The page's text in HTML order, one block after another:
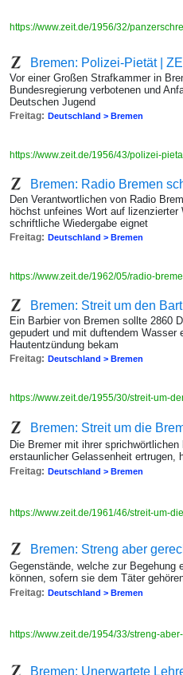
https://www.zeit.de/1956/32/
Bremen: Polizei-Pietät |
Vor einer Großen Strafkammer in
Bundesregierung verbotenen und
Deutschen Jugend
Freitag: Deutschland > Bremen
https://www.zeit.de/1956/43/polizei-
Bremen: Radio Bremen
Den Verantwortlichen von Radio
höchst unfeines Wort auf
schriftliche Wiedergabe eignet
Freitag: Deutschland > Bremen
https://www.zeit.de/1962/05/radio-
Bremen: Streit um den
Ein Barbier von Bremen sollte 2860
gepudert und mit duftendem
Hautentzündung bekam
Freitag: Deutschland > Bremen
https://www.zeit.de/1955/30/streit-um-
Bremen: Streit um die
Die Bremer mit ihrer
erstaunlicher Gelassenheit ertrugen,
Freitag: Deutschland > Bremen
https://www.zeit.de/1961/46/streit-um-
Bremen: Streng aber
Gegenstände, welche zur Begehung
können, sofern sie dem Täter
Freitag: Deutschland > Bremen
https://www.zeit.de/1954/33/streng-
Bremen: Unerwartete